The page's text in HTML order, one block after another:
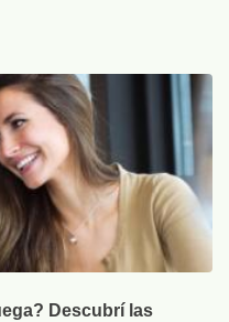
Descubrí las